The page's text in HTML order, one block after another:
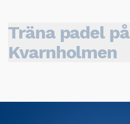
Träna padel på
Kvarnholmen